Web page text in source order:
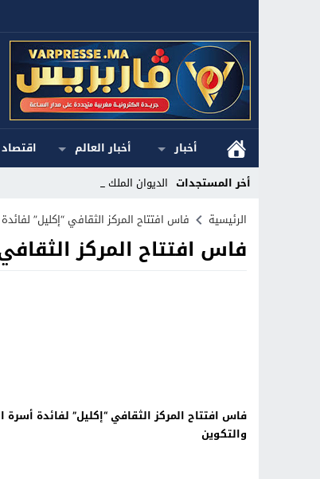
أخبار أخبار العالم اقتصاد
أخر المستجدات الديوان الملكي ا_
Stop
Previous
الرئيسية فاس افتتاح المركز الثقافي “إكليل”
فاس افتتاح المركز
فاس افتتاح المركز الثقافي “إكليل” لفائدة أسرة
والتكوين